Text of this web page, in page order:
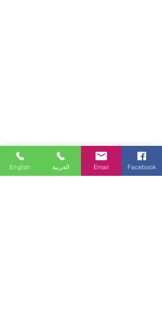
English العربية Email Facebook